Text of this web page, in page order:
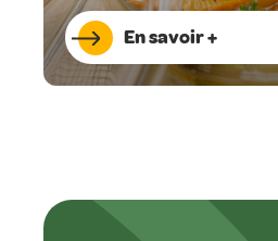
En savoir +